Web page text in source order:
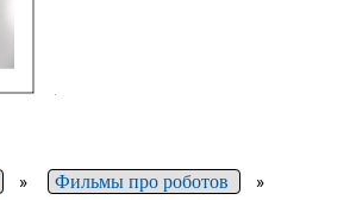
» Фильмы про роботов
»